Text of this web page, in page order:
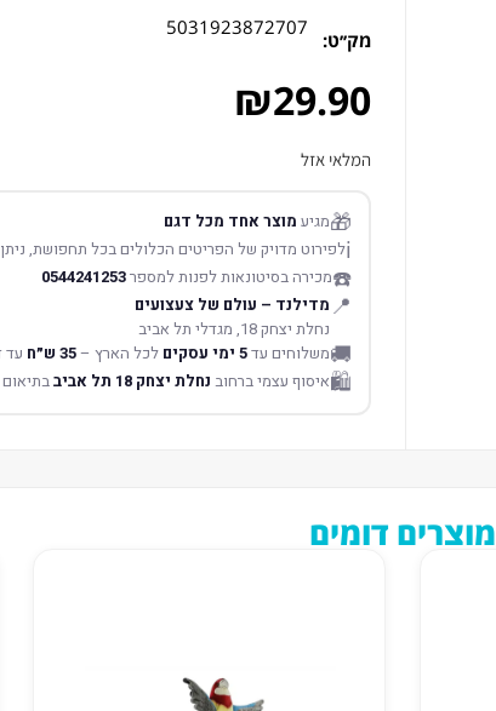
מק׳׳ט:
5031923872707
₪29.90
המלאי אזל
🎁מגיע מוצר אחד מכל דגם
ℹ️לפירוט מדויק של הפריטים הכלולים בכל תחפושת,
☎️מכירה בסיטונאות לפנות למספר0544241253
📍 מדילנד – עולם של צעצועים
נחלת יצחק 18, מגדלי תל אביב
🚚משלוחים עד5 ימי עסקים לכל הארץ –35 ש״ח עד
🛍️איסוף עצמי ברחוב נחלת יצחק 18 תל אביב
מוצרים דומים